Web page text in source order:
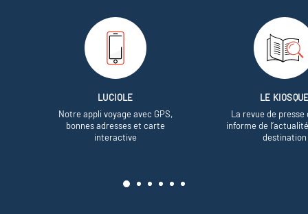
LUCIOLE
Notre appli voyage avec GPS,
bonnes adresses et carte
interactive
LE
La revue de presse
informe de
destination